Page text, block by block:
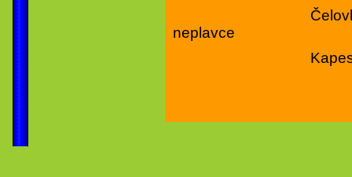
Čelovku /
neplavce
Kapesné do